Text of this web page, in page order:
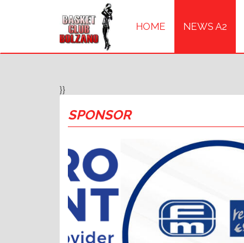
HOME NEWS A2
}}
SPONSOR